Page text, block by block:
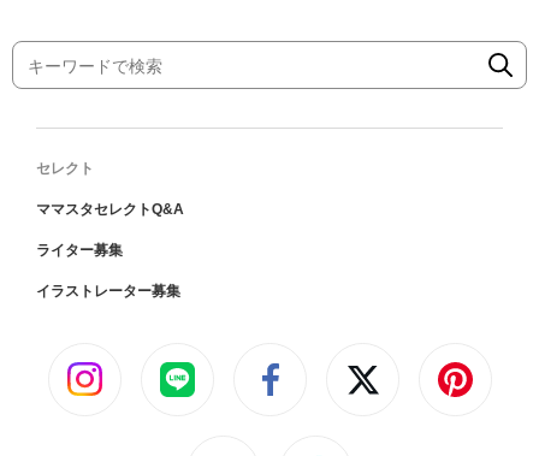
セレクト
ママスタセレクトQ&A
ライター募集
イラストレーター募集